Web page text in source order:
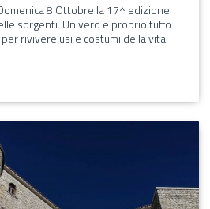
8 Ottobre la 17^ edizione
sorgenti. Un vero e proprio tuffo
rivivere usi e costumi della vita